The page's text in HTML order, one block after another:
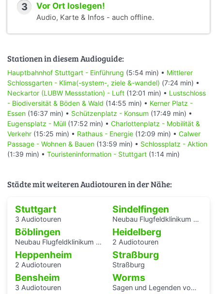
3 Vor Ort loslegen!
Audio, Karte & Infos - auch offline.
Stationen in diesem Audioguide:
Hauptbahnhof Stuttgart - Einführung (5:54 min) • Mittlerer
Schlossgarten - Klima(-system-, ziele &-wandel) (7:24 min) •
Neckartor (LUBW Messstation) - Luft (12:01 min) • Lustschloss
- Biodiversität & Böden & Wald (14:55 min) • Kerner Platz -
Essen (16:37 min) • Schützenplatz - Konsum (17:49 min) •
Eugensplatz - Müll (17:52 min) • Charlottenplatz - Mobilität &
Verkehr (15:25 min) • Rathaus - Energie (12:09 min) • Calwer
Passage - Wohnen & Bauen (13:59 min) • Schlossplatz - Aktion
(1:39 min) • Touristeninformation - Stuttgart (1:14 min)
Städte mit weiteren Audiotouren in der Nähe:
Stuttgart
3 Audiotouren
Sindelfingen
Neubau Flugfeldklinikum - Erlebe das Krankenhaus von morgen
Böblingen
Neubau Flugfeldklinikum - Erlebe das Krankenhaus von morgen
Heidelberg
2 Audiotouren
Heppenheim
2 Audiotouren
Straßburg
Straßburg
Bensheim
3 Audiotouren
Worms
Sagen und Legenden vom Rhein